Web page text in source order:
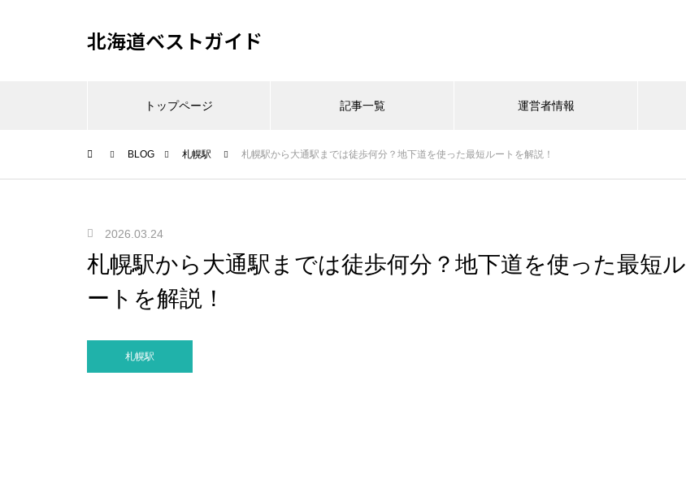
北海道ベストガイド
トップページ 記事一覧 運営者情報
BLOG 札幌駅 札幌駅から大通駅までは徒歩何分？地下道を使った最短ルートを解説！
2026.03.24
札幌駅から大通駅までは徒歩何分？地下道を使った最短ル
ートを解説！
札幌駅